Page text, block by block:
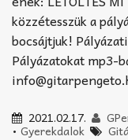
közzétesszük a
bocsájtjuk!
Pályázatokat mp3-
2021.02.17.
• Gyerekdalok